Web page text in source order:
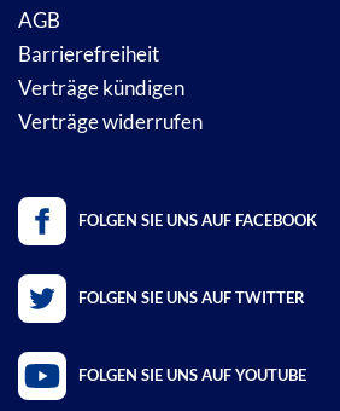
AGB
Barrierefreiheit
Verträge kündigen
Verträge widerrufen
FOLGEN SIE UNS AUF FACEBOOK
FOLGEN SIE UNS AUF TWITTER
FOLGEN SIE UNS AUF YOUTUBE